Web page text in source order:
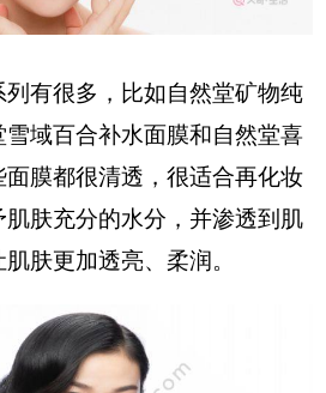
列有很多，比如自然堂矿物纯
域百合补水面膜和自然堂喜
膜都很清透，很适合再化妆
肤充分的水分，并渗透到肌
肤更加透亮、柔润。